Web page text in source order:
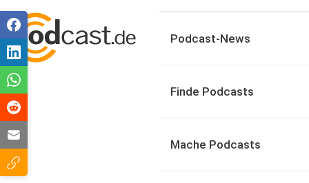
Podcast-News
Finde Podcasts
Mache Podcasts